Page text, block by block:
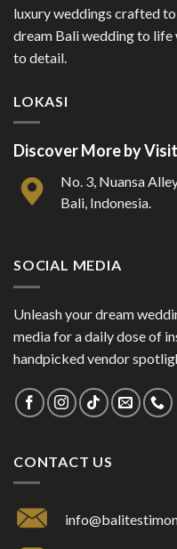
luxury weddings crafted
dream Bali wedding to
to detail.
LOKASI
Discover More by
No. 3, Nuansa
Bali, Indonesia.
SOCIAL MEDIA
Unleash your dream
media for a daily dose of
handpicked vendor
CONTACT US